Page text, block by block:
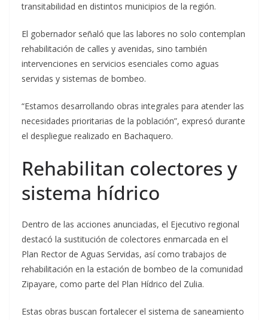
transitabilidad en distintos municipios de la región.
El gobernador señaló que las labores no solo contemplan
rehabilitación de calles y avenidas, sino también
intervenciones en servicios esenciales como aguas
servidas y sistemas de bombeo.
“Estamos desarrollando obras integrales para atender las
necesidades prioritarias de la población”, expresó durante
el despliegue realizado en Bachaquero.
Rehabilitan colectores y
sistema hídrico
Dentro de las acciones anunciadas, el Ejecutivo regional
destacó la sustitución de colectores enmarcada en el
Plan Rector de Aguas Servidas, así como trabajos de
rehabilitación en la estación de bombeo de la comunidad
Zipayare, como parte del Plan Hídrico del Zulia.
Estas obras buscan fortalecer el sistema de saneamiento